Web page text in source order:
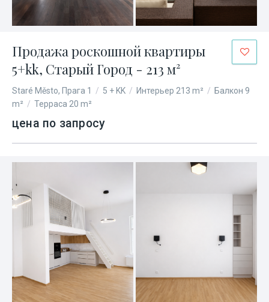
Продажа роскошной квартиры
5+kk, Старый Город - 213 м²
Staré Město, Прага 1 / 5 + KK / Интерьер 213 m² / Балкон 9
m² / Терраса 20 m²
цена по запросу